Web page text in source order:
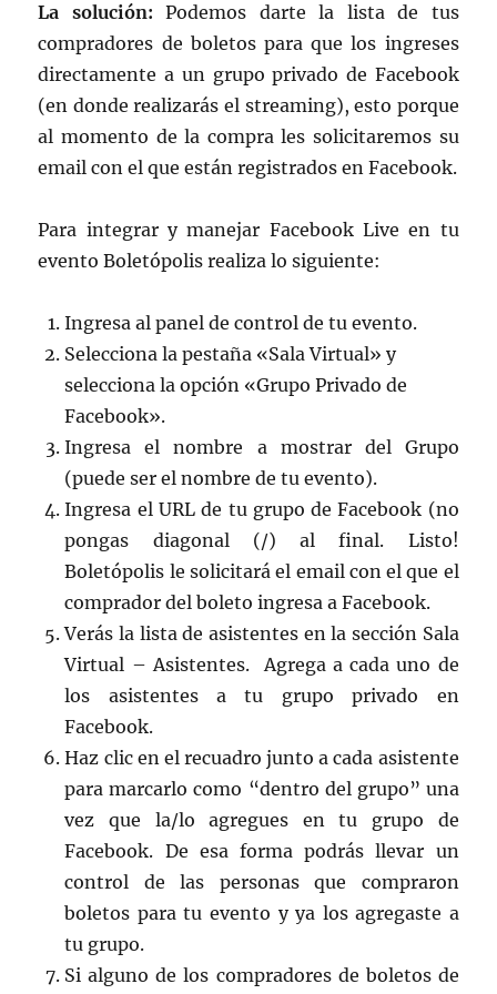
La solución: Podemos darte la lista de tus
compradores de boletos para que los ingreses
directamente a un grupo privado de Facebook
(en donde realizarás el streaming), esto porque
al momento de la compra les solicitaremos su
email con el que están registrados en Facebook.
Para integrar y manejar Facebook Live en tu
evento Boletópolis realiza lo siguiente:
Ingresa al panel de control de tu evento.
Selecciona la pestaña «Sala Virtual» y
selecciona la opción «Grupo Privado de
Facebook».
Ingresa el nombre a mostrar del Grupo
(puede ser el nombre de tu evento).
Ingresa el URL de tu grupo de Facebook (no
pongas diagonal (/) al final. Listo!
Boletópolis le solicitará el email con el que el
comprador del boleto ingresa a Facebook.
Verás la lista de asistentes en la sección Sala
Virtual – Asistentes. Agrega a cada uno de
los asistentes a tu grupo privado en
Facebook.
Haz clic en el recuadro junto a cada asistente
para marcarlo como “dentro del grupo” una
vez que la/lo agregues en tu grupo de
Facebook. De esa forma podrás llevar un
control de las personas que compraron
boletos para tu evento y ya los agregaste a
tu grupo.
Si alguno de los compradores de boletos de